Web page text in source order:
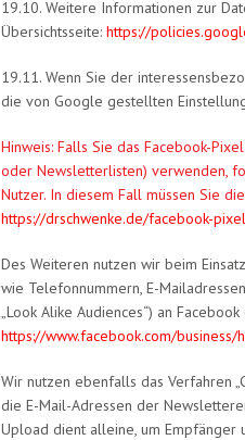
19.10. Weitere Informationen zur
Übersichtsseite: https://
19.11. Wenn Sie der
die von Google gestellten
Hinweis: Falls Sie das Facebook-
oder Newsletterlisten) verwenden,
Nutzer. In diesem Fall müssen Sie
https://drschwenke.de/facebook-pixel
Des Weiteren nutzen wir beim
wie Telefonnummern, E-
„Look Alike Audiences“) an
https://www.facebook.com/
Wir nutzen ebenfalls das Verfahren
die E-Mail-Adressen der
Upload dient alleine, um Empfänger